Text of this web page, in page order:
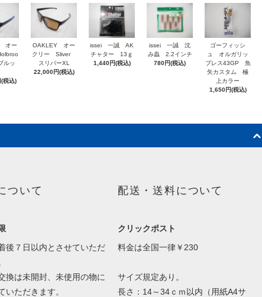
オー
ルッ
税込)
OAKLEY オー
クリー Sliver
スリバーXL
22,000円(税込)
issei 一誠 AK
チャター 13ｇ
1,440円(税込)
issei 一誠 沈
み蟲 2.2インチ
780円(税込)
ゴーフィッシ
ュ オルガリッ
プレス43GP 魚
矢カスタム 極
上カラー
1,650円(税込)
ついて
後７日以内とさせていただ
換は未開封、未使用の物に
いただきます。
配送・送料について
クリックポスト
料金は全国一律￥230
サイズ規定あり。
長さ：14～34ｃｍ以内（用紙A4サ